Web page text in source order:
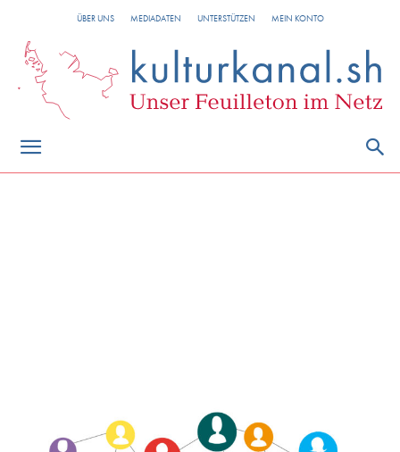
ÜBER UNS MEDIADATEN UNTERSTÜTZEN MEIN KONTO